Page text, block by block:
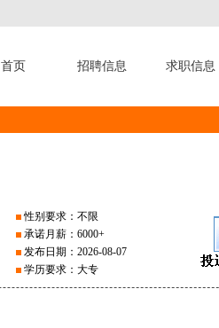
首页 招聘信息 求职信息
性别要求：不限
承诺月薪：6000+
发布日期：2026-08-07
学历要求：大专